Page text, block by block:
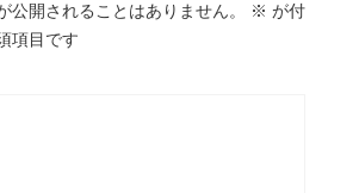
公開されることはありません。 ※ が付
項目です